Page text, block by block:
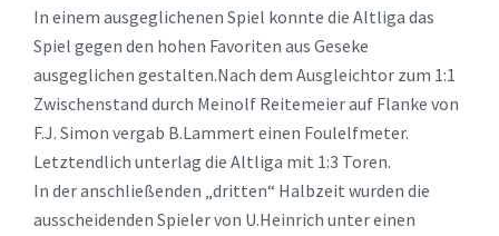
In einem ausgeglichenen Spiel konnte die Altliga das
Spiel gegen den hohen Favoriten aus Geseke
ausgeglichen gestalten.Nach dem Ausgleichtor zum 1:1
Zwischenstand durch Meinolf Reitemeier auf Flanke von
F.J. Simon vergab B.Lammert einen Foulelfmeter.
Letztendlich unterlag die Altliga mit 1:3 Toren.
In der anschließenden „dritten“ Halbzeit wurden die
ausscheidenden Spieler von U.Heinrich unter einen